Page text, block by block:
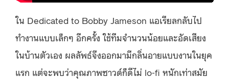
ใน Dedicated to Bobby Jameson แอเรียลกลับไป
ทำงานแบบเล็กๆ อีกครั้ง ใช้ทีมจำนวนน้อยและอัดเสียง
ในบ้านตัวเอง ผลลัพธ์จึงออกมามีกลิ่นอายแบบงานในยุค
แรก แต่จะพบว่าคุณภาพซาวด์ก็ดีไม่ lo-fi หนักเท่าสมัย